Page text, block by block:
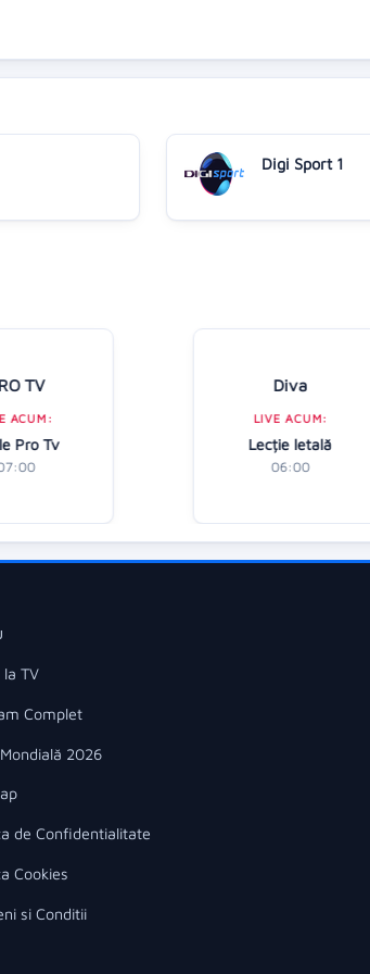
Digi Sport 1
TV
ACUM:
Pro Tv
Diva
LIVE ACUM:
Lecție letală
06:00
TV
Complet
2026
de Confidentialitate
Cookies
si Conditii